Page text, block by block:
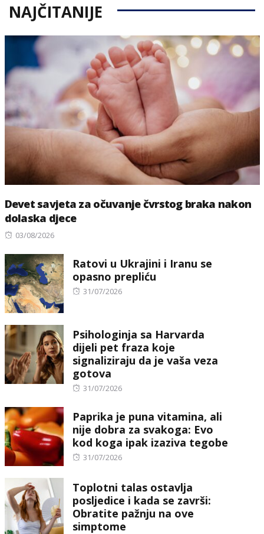
NAJČITANIJE
Devet savjeta za očuvanje čvrstog braka nakon
dolaska djece
Posted
03/08/2026
Ratovi u Ukrajini i Iranu se
opasno prepliću
Posted
31/07/2026
Psihologinja sa Harvarda
dijeli pet fraza koje
signaliziraju da je vaša veza
gotova
Posted
31/07/2026
Paprika je puna vitamina, ali
nije dobra za svakoga: Evo
kod koga ipak izaziva tegobe
Posted
31/07/2026
Toplotni talas ostavlja
posljedice i kada se završi:
Obratite pažnju na ove
simptome